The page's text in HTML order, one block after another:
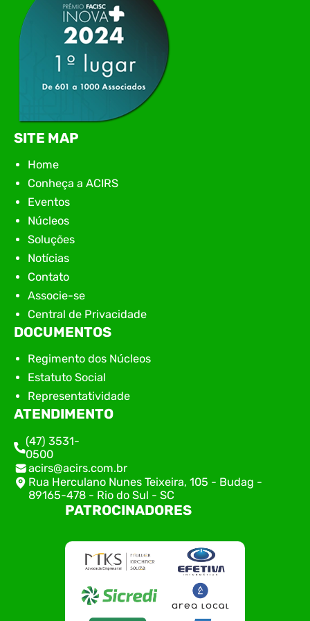
SITE MAP
Home
Conheça a ACIRS
Eventos
Núcleos
Soluções
Notícias
Contato
Associe-se
Central de Privacidade
DOCUMENTOS
Regimento dos Núcleos
Estatuto Social
Representatividade
ATENDIMENTO
(47) 3531-
0500
acirs@acirs.com.br
Rua Herculano Nunes Teixeira, 105 - Budag -
89165-478 - Rio do Sul - SC
PATROCINADORES